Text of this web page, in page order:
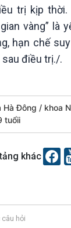
trị kịp
vàng” là
hạn chế
điều trị./.
Hà Đông khoa
tuổii
khác